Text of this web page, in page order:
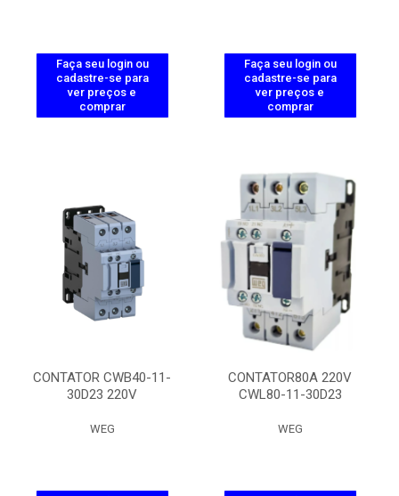
Faça seu login ou
cadastre-se para
ver preços e
comprar
Faça seu login ou
cadastre-se para
ver preços e
comprar
CONTATOR CWB40-11-
30D23 220V
WEG
CONTATOR80A 220V
CWL80-11-30D23
WEG